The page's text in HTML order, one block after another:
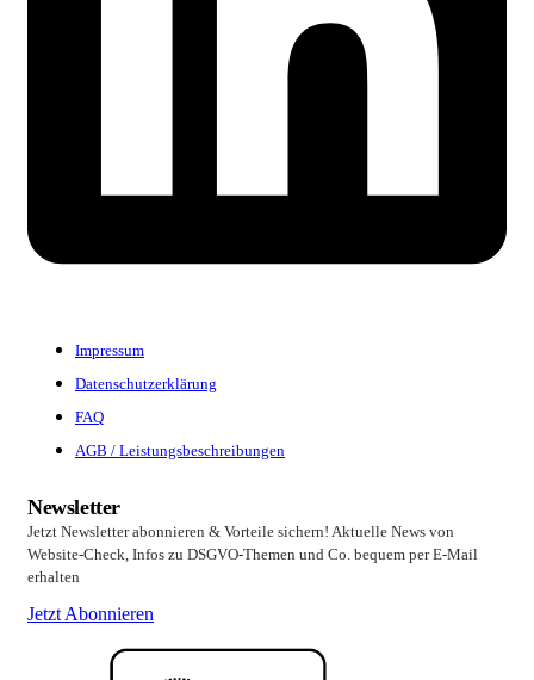
Impressum
Datenschutzerklärung
FAQ
AGB / Leistungsbeschreibungen
Newsletter
Jetzt Newsletter abonnieren & Vorteile sichern! Aktuelle News von
Website-Check, Infos zu DSGVO-Themen und Co. bequem per E-Mail
erhalten
Jetzt Abonnieren